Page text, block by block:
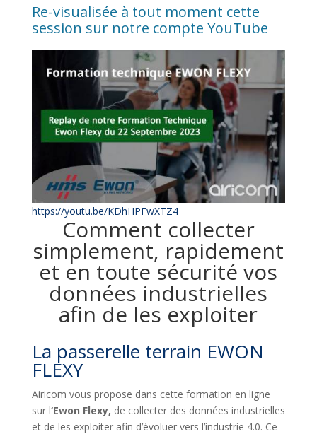
Re-visualisée à tout moment cette
session sur notre compte YouTube
https://youtu.be/KDhHPFwXTZ4
Comment collecter
simplement, rapidement
et en toute sécurité vos
données industrielles
afin de les exploiter
La passerelle terrain EWON
FLEXY
Airicom vous propose dans cette formation en ligne
sur l‘Ewon Flexy, de collecter des données industrielles
et de les exploiter afin d’évoluer vers l’industrie 4.0. Ce